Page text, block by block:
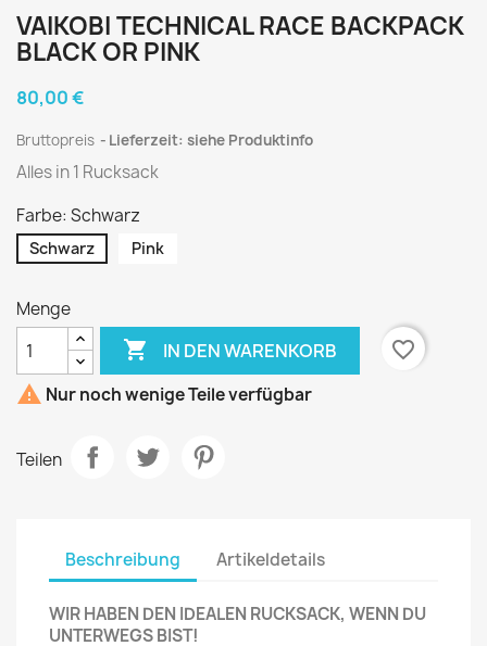
VAIKOBI TECHNICAL RACE BACKPACK
BLACK OR PINK
80,00 €
Bruttopreis Lieferzeit: siehe Produktinfo
Alles in 1 Rucksack
Farbe: Schwarz
Schwarz Pink
Menge
 IN DEN WARENKORB
favorite_border
 Nur noch wenige Teile verfügbar
Teilen
Beschreibung Artikeldetails
WIR HABEN DEN IDEALEN RUCKSACK, WENN DU
UNTERWEGS BIST!